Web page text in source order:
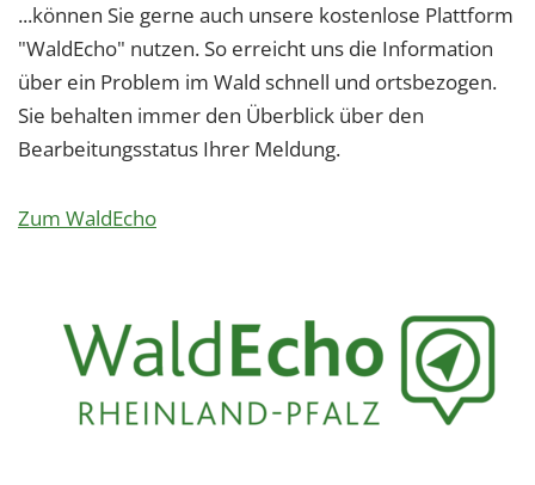
...können Sie gerne auch unsere kostenlose Plattform
"WaldEcho" nutzen. So erreicht uns die Information
über ein Problem im Wald schnell und ortsbezogen.
Sie behalten immer den Überblick über den
Bearbeitungsstatus Ihrer Meldung.
Zum WaldEcho